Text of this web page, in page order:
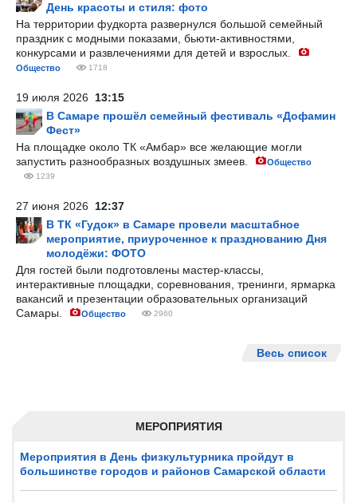
МЕРОПРИЯТИЯ
Мероприятия в День физкультурника пройдут в
большинстве городов и районов Самарской области
День красоты и стиля: фото
На территории фудкорта развернулся большой семейный
праздник с модными показами, бьюти-активностями,
конкурсами и развлечениями для детей и взрослых.
Общество 1718
19 июля 2026 13:15
В Самаре прошёл семейный фестиваль «Дофамин
Фест»
На площадке около ТК «Амбар» все желающие могли
запустить разнообразных воздушных змеев.
Общество
1239
27 июня 2026 12:37
В ТК «Гудок» в Самаре провели масштабное
мероприятие, приуроченное к празднованию Дня
молодёжи: ФОТО
Для гостей были подготовлены мастер-классы,
интерактивные площадки, соревнования, тренинги, ярмарка
вакансий и презентации образовательных организаций
Самары.
Общество 2960
Весь список